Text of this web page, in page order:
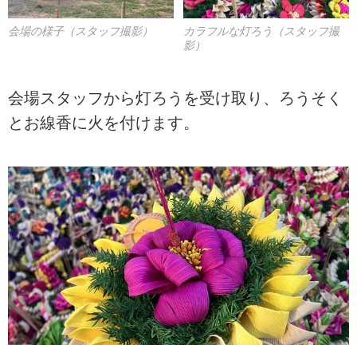
会場の様子（スタッフ撮影）
カラフルな灯ろう（スタッフ撮
影）
会場スタッフから灯ろうを受け取り、ろうそく
とお線香に火を付けます。